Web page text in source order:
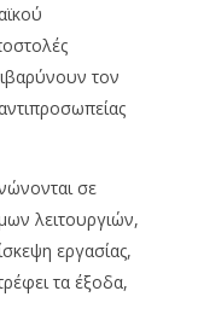
τον
σε
λειτουργιών,
εργασίας,
τα έξοδα,